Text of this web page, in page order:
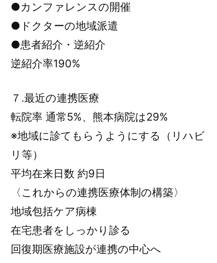
●カンファレンスの開催
●ドクターの地域派遣
●患者紹介・逆紹介
逆紹介率190%
７.最近の連携医療
転院率 通常5%、熊本病院は29%
※地域に診てもらうようにする（リハビ
リ等）
平均在来日数 約9日
〈これからの連携医療体制の構築〉
地域包括ケア病棟
在宅患者をしっかり診る
回復期医療施設が連携の中心へ